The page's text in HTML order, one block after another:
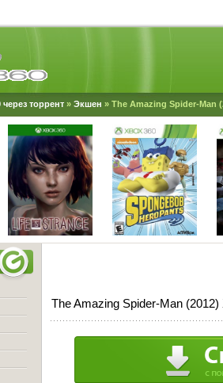
через торрент » Экшен » The Amazing Spider-Man
The Amazing Spider-Man (2012)